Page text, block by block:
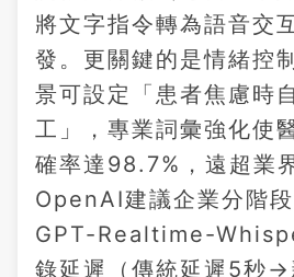
將文字指令轉為語音交
發。更關鍵的是情緒控
景可設定「患者焦慮時
工」，專業詞彙強化使
確率達98.7%，遠超業
OpenAI建議企業分階
GPT-Realtime-
錄延遲（傳統延遲5秒